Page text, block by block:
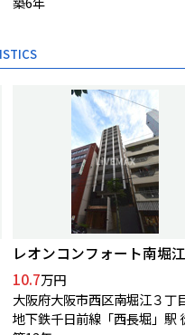
レオンコンフォート南堀江
10.7万円
大阪府大阪市西区南堀江３丁